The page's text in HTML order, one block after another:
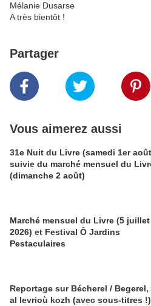
Mélanie Dusarse
A très bientôt !
Partager
Vous aimerez aussi
31e Nuit du Livre (samedi 1er
suivie du marché mensuel du
(dimanche 2 août)
Marché mensuel du Livre (5 juillet
2026) et Festival Ô Jardins
Pestaculaires
Reportage sur Bécherel / Begerel,
al levrioù kozh (avec sous-titres !)